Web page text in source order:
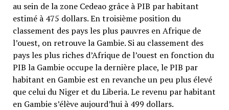
au sein de la zone Cedeao grâce à PIB par habitant
estimé à 475 dollars. En troisième position du
classement des pays les plus pauvres en Afrique de
l’ouest, on retrouve la Gambie. Si au classement des
pays les plus riches d’Afrique de l’ouest en fonction du
PIB la Gambie occupe la dernière place, le PIB par
habitant en Gambie est en revanche un peu plus élevé
que celui du Niger et du Liberia. Le revenu par habitant
en Gambie s’élève aujourd’hui à 499 dollars.